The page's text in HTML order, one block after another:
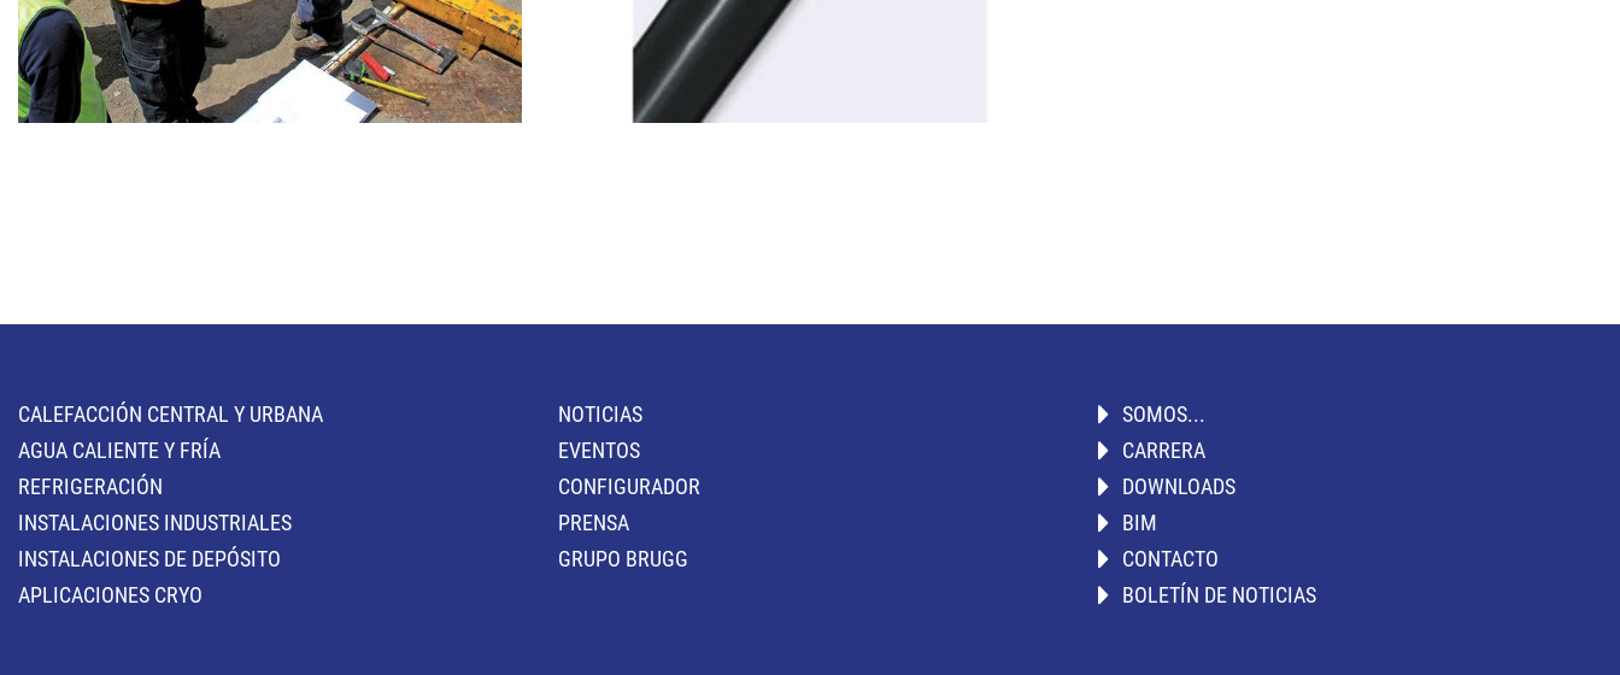
CALEFACCIÓN CENTRAL Y URBANA
AGUA CALIENTE Y FRÍA
REFRIGERACIÓN
INSTALACIONES INDUSTRIALES
INSTALACIONES DE DEPÓSITO
APLICACIONES CRYO
NOTICIAS
EVENTOS
CONFIGURADOR
PRENSA
GRUPO BRUGG
SOMOS...
CARRERA
DOWNLOADS
BIM
CONTACTO
BOLETÍN DE NOTICIAS